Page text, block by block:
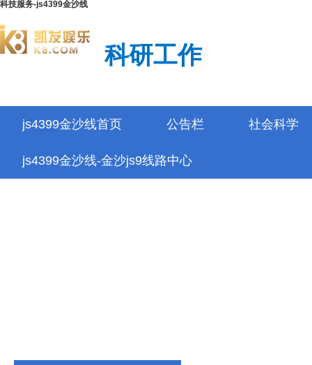
科技服务-js4399金沙线
科研工作
js4399金沙线首页 公告栏 社会科学
js4399金沙线-金沙js9线路中心